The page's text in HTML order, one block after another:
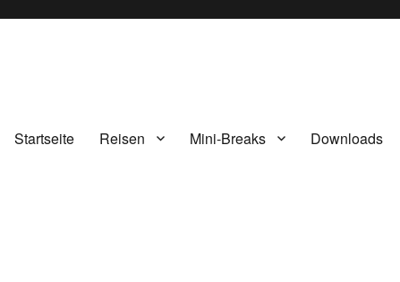
Startseite Reisen Mini-Breaks Downloads